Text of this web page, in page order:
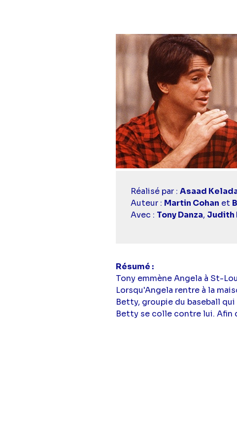
Casting
simba
Réalisé par : Asaad
Auteur : Martin Cohan et
Avec : Tony Danza, Judith
Résumé
Tony emmène Angela à St-
Lorsqu'Angela rentre à la
Betty, groupie du baseball
Betty se colle contre lui. Afin